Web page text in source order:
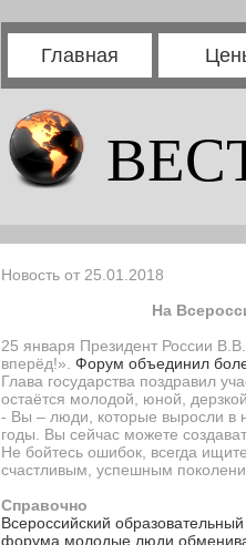
Главная
Новость от 25.01.2018
На
25 января Президент России
вперёд!». Форум объединил
Глава государства поздравил
остаётся молодой, юной,
- Вы – люди, которые выросли в
годы. Вы сейчас можете
Не бойтесь ошибок, всегда
счастливым, успешным
Справочно
Всероссийский
форума молодые люди